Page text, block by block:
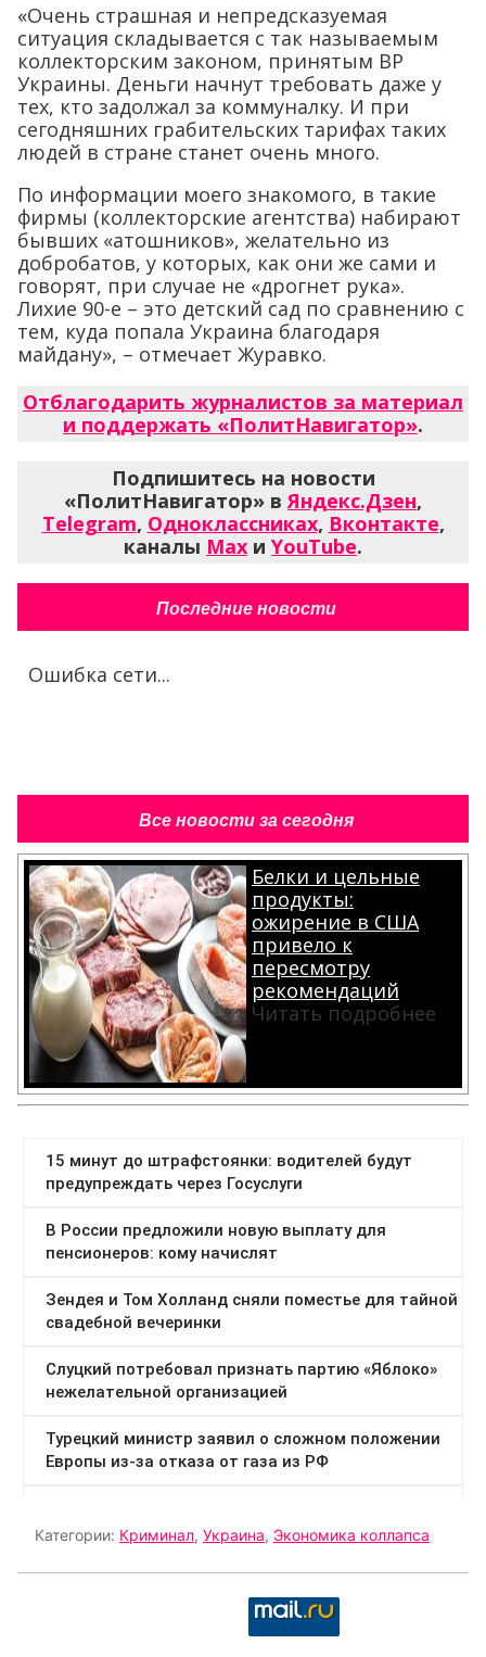
«Очень страшная и непредсказуемая
ситуация складывается с так называемым
коллекторским законом, принятым ВР
Украины. Деньги начнут требовать даже у
тех, кто задолжал за коммуналку. И при
сегодняшних грабительских тарифах таких
людей в стране станет очень много.
По информации моего знакомого, в такие
фирмы (коллекторские агентства) набирают
бывших «атошников», желательно из
добробатов, у которых, как они же сами и
говорят, при случае не «дрогнет рука».
Лихие 90-е – это детский сад по сравнению с
тем, куда попала Украина благодаря
майдану», – отмечает Журавко.
Отблагодарить журналистов за материал
и поддержать «ПолитНавигатор».
Подпишитесь на новости
«ПолитНавигатор» в Яндекс.Дзен,
Telegram, Одноклассниках, Вконтакте,
каналы Max и YouTube.
Последние новости
Ошибка сети...
Все новости за сегодня
Белки и цельные
продукты:
ожирение в США
привело к
пересмотру
рекомендаций
Читать подробнее
Категории: Криминал, Украина, Экономика коллапса